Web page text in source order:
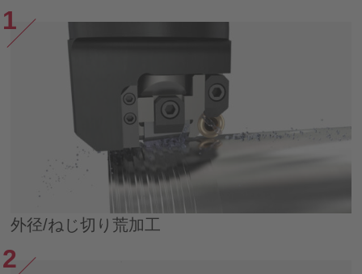
外径/ねじ切り荒加工